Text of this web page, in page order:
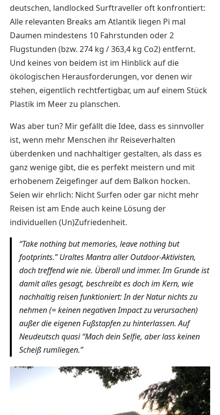
deutschen, landlocked Surftraveller oft konfrontiert:
Alle relevanten Breaks am Atlantik liegen Pi mal
Daumen mindestens 10 Fahrstunden oder 2
Flugstunden (bzw. 274 kg / 363,4 kg Co2) entfernt.
Und keines von beidem ist im Hinblick auf die
ökologischen Herausforderungen, vor denen wir
stehen, eigentlich rechtfertigbar, um auf einem Stück
Plastik im Meer zu planschen.
Was aber tun? Mir gefällt die Idee, dass es sinnvoller
ist, wenn mehr Menschen ihr Reiseverhalten
überdenken und nachhaltiger gestalten, als dass es
ganz wenige gibt, die es perfekt meistern und mit
erhobenem Zeigefinger auf dem Balkon hocken.
Seien wir ehrlich: Nicht Surfen oder gar nicht mehr
Reisen ist am Ende auch keine Lösung der
individuellen (Un)Zufriedenheit.
“Take nothing but memories, leave nothing but
footprints.” Uraltes Mantra aller Outdoor-Aktivisten,
doch treffend wie nie. Überall und immer. Im Grunde ist
damit alles gesagt, beschreibt es doch im Kern, wie
nachhaltig reisen funktioniert: In der Natur nichts zu
nehmen (= keinen negativen Impact zu verursachen)
außer die eigenen Fußstapfen zu hinterlassen. Auf
Neudeutsch quasi “Mach dein Selfie, aber lass keinen
Scheiß rumliegen.”